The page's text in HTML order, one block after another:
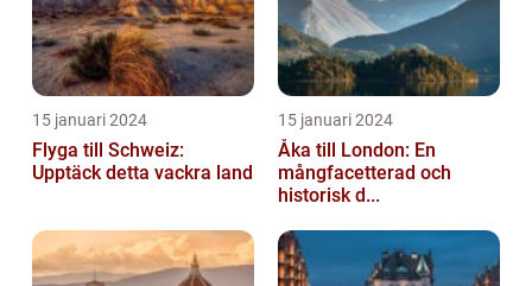
15 januari 2024
Flyga till Schweiz:
Upptäck detta vackra land
15 januari 2024
Åka till London: En
mångfacetterad och
historisk d...